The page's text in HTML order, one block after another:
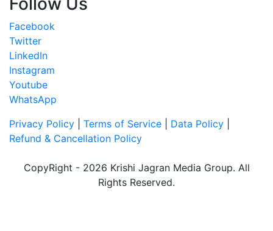
Facebook
Twitter
LinkedIn
Instagram
Youtube
WhatsApp
Privacy Policy
Terms of Service Data Policy
Refund & Cancellation Policy
CopyRight - 2026 Krishi Jagran Media Group. All
Rights Reserved.